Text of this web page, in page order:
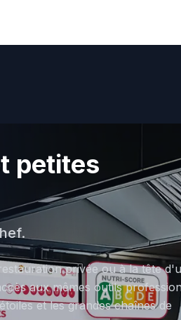
petites
privée ou à la tête
aux mêmes outils
et les grandes chaînes de